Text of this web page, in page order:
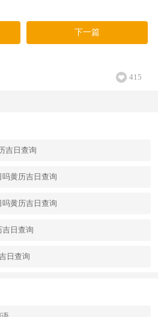
下一篇
415
吉日查询
黄历吉日查询
黄历吉日查询
吉日查询
日查询